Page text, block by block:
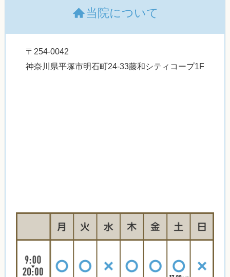
当院について
〒254-0042
神奈川県平塚市明石町24-33藤和シティコープ1F